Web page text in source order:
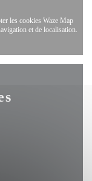
les cookies Waze Map
et de localisation.